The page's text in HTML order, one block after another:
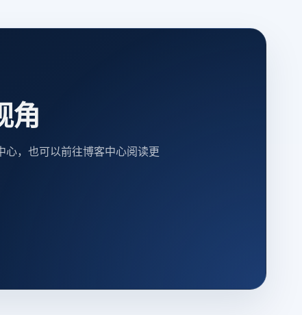
角
，也可以前往博客中心阅读更